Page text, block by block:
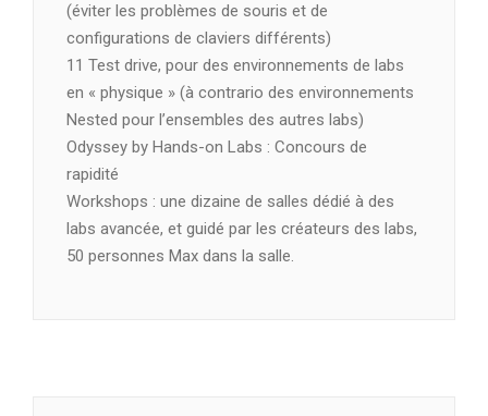
(éviter les problèmes de souris et de
configurations de claviers différents)
11 Test drive, pour des environnements de labs
en « physique » (à contrario des environnements
Nested pour l’ensembles des autres labs)
Odyssey by Hands-on Labs : Concours de
rapidité
Workshops : une dizaine de salles dédié à des
labs avancée, et guidé par les créateurs des labs,
50 personnes Max dans la salle.